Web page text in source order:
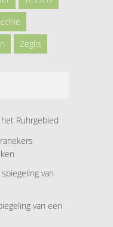
Zeglis
Ruhrgebied
van
van een